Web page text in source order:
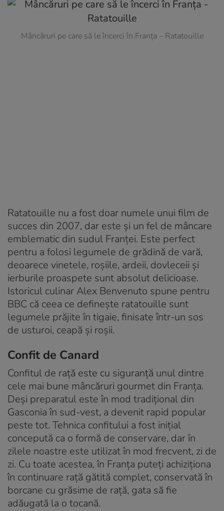
Mâncăruri pe care să le încerci în Franța – Ratatouille
Ratatouille nu a fost doar numele unui film de
succes din 2007, dar este și un fel de mâncare
emblematic din sudul Franței. Este perfect
pentru a folosi legumele de grădină de vară,
deoarece vinetele, roșiile, ardeii, dovleceii și
ierburile proaspete sunt absolut delicioase.
Istoricul culinar Alex Benvenuto spune pentru
BBC că ceea ce definește ratatouille sunt
legumele prăjite în tigaie, finisate într-un sos
de usturoi, ceapă și roșii.
Confit de Canard
Confitul de rață este cu siguranță unul dintre
cele mai bune mâncăruri gourmet din Franța.
Deși preparatul este în mod tradițional din
Gasconia în sud-vest, a devenit rapid popular
peste tot. Tehnica confitului a fost inițial
concepută ca o formă de conservare, dar în
zilele noastre este utilizat în mod frecvent, zi de
zi. Cu toate acestea, în Franța puteți achiziționa
în continuare rață gătită complet, conservată în
borcane cu grăsime de rață, gata să fie
adăugată la o tocană.